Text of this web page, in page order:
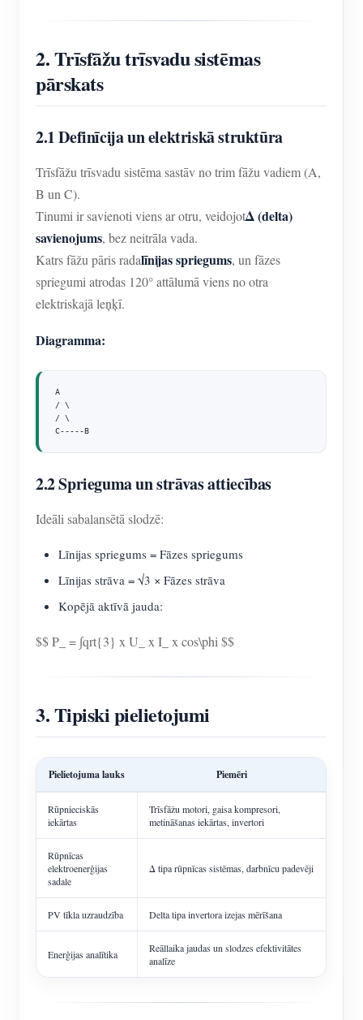
2. Trīsfāžu trīsvadu sistēmas
pārskats
2.1 Definīcija un elektriskā struktūra
Trīsfāžu trīsvadu sistēma sastāv no trim fāžu vadiem (A,
B un C).
Tinumi ir savienoti viens ar otru, veidojotΔ (delta)
savienojums, bez neitrāla vada.
Katrs fāžu pāris radalīnijas spriegums, un fāzes
spriegumi atrodas 120° attālumā viens no otra
elektriskajā leņķī.
Diagramma:
A
/ \
/ \
C-----B
2.2 Sprieguma un strāvas attiecības
Ideāli sabalansētā slodzē:
Līnijas spriegums = Fāzes spriegums
Līnijas strāva = √3 × Fāzes strāva
Kopējā aktīvā jauda:
$$ P_ = ∫qrt{3} x U_ x I_ x cos\phi $$
3. Tipiski pielietojumi
Pielietojuma lauks Piemēri
Rūpnieciskās
iekārtas
Trīsfāžu motori, gaisa kompresori,
metināšanas iekārtas, invertori
Rūpnīcas
elektroenerģijas
sadale
Δ tipa rūpnīcas sistēmas, darbnīcu padevēji
PV tīkla uzraudzība Delta tipa invertora izejas mērīšana
Enerģijas analītika
Reāllaika jaudas un slodzes efektivitātes
analīze